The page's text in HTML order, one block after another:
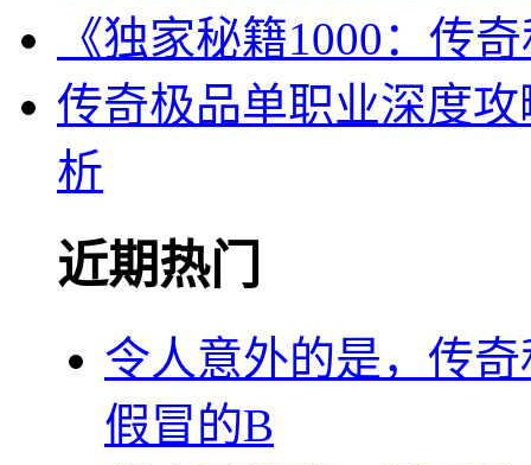
《独家秘籍1000：传
传奇极品单职业深度
析
近期热门
令人意外的是，传
假冒的B